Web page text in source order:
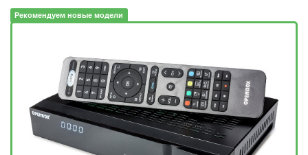
Рекомендуем новые модели